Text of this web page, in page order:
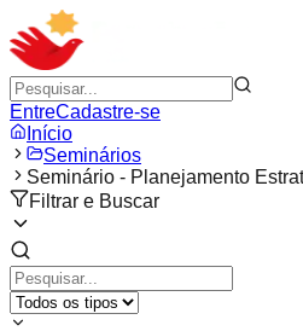
EntreCadastre-se
Início
Seminários
Seminário - Planejamento
Filtrar e Buscar